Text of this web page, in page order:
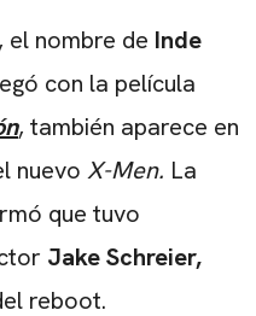
el nombre de Inde
con la película
, también aparece en
nuevo X-Men. La
que tuvo
Jake Schreier,
reboot.